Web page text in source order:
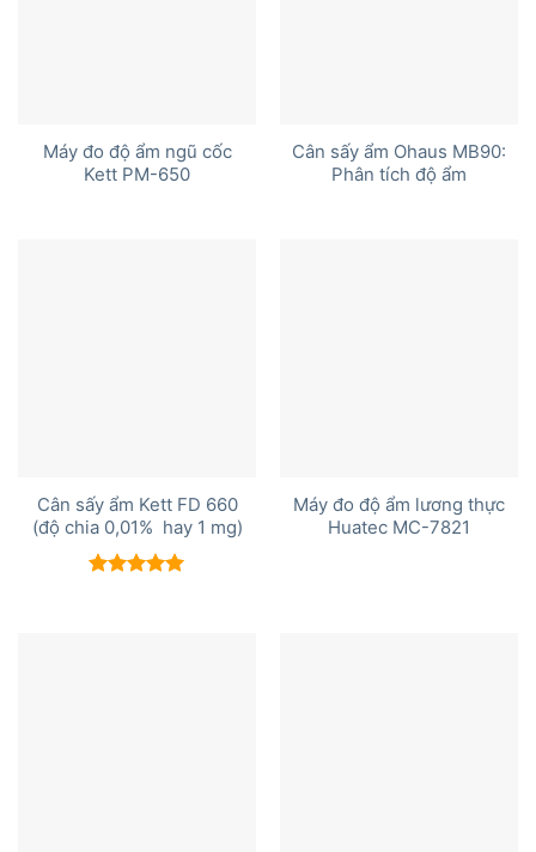
Máy đo độ ẩm ngũ cốc
Kett PM-650
Cân sấy ẩm Ohaus MB90:
Phân tích độ ẩm
Cân sấy ẩm Kett FD 660
(độ chia 0,01% hay 1 mg)
Máy đo độ ẩm lương thực
Huatec MC-7821